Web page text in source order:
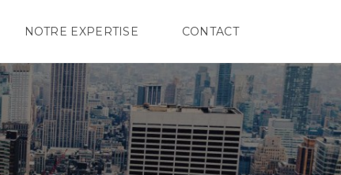
NOTRE EXPERTISE CONTACT